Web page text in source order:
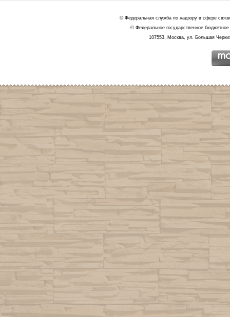
© Федеральная служба по надзору в сфере
© Федеральное государственное
107553, Москва, ул. Большая